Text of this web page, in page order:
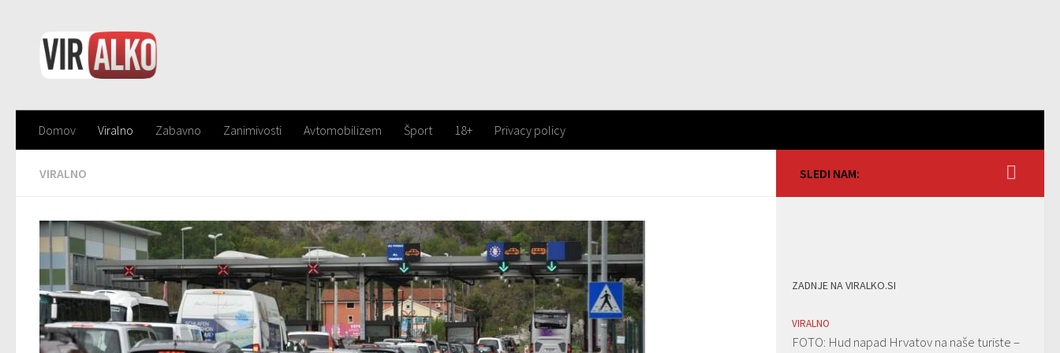
Domov Viralno Zabavno Zanimivosti Avtomobilizem Šport 18+ Privacy policy
VIRALNO SLEDI NAM:
ZADNJE NA VIRALKO.SI
VIRALNO
FOTO: Hud napad Hrvatov na naše turiste –